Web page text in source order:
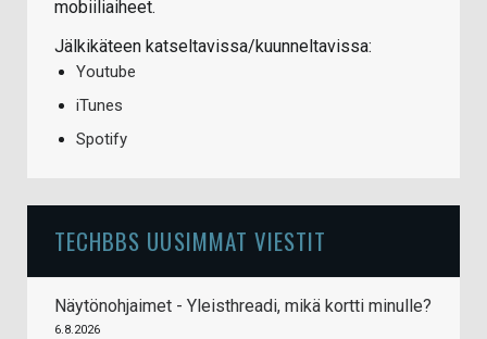
mobiiliaiheet.
Jälkikäteen katseltavissa/kuunneltavissa:
Youtube
iTunes
Spotify
TECHBBS UUSIMMAT VIESTIT
Näytönohjaimet - Yleisthreadi, mikä kortti minulle?
6.8.2026